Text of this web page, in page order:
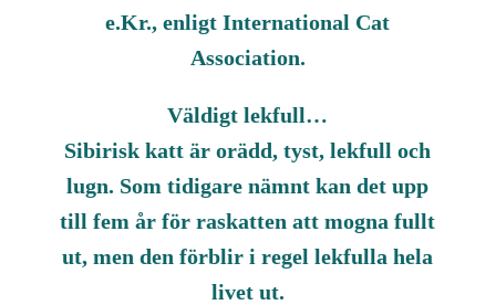
e.Kr., enligt International Cat
Association.
Väldigt lekfull…
Sibirisk katt är orädd, tyst, lekfull och
lugn. Som tidigare nämnt kan det upp
till fem år för raskatten att mogna fullt
ut, men den förblir i regel lekfulla hela
livet ut.